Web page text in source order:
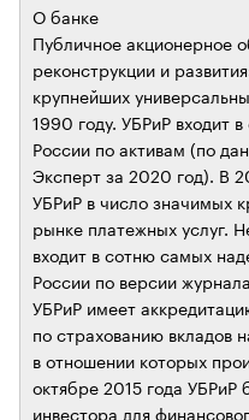
О банке
Публичное акционерное
реконструкции и
крупнейших
1990 году. УБРиР входит
России по активам (по
Эксперт за 2020 год). В
УБРиР в число значимых
рынке платежных услуг.
входит в сотню самых
России по версии
УБРиР имеет
по страхованию вкладов
в отношении которых
октябре 2015 года
инвестора для